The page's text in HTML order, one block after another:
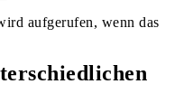
aufgerufen, wenn das